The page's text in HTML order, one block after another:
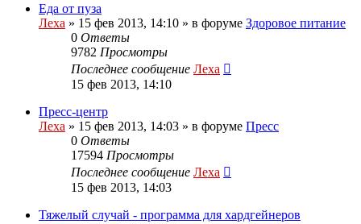
Еда от пуза
Леха » 15 фев 2013, 14:10 » в форуме Здоровое питание
0 Ответы
9782 Просмотры
Последнее сообщение Леха
15 фев 2013, 14:10
Пресс-центр
Леха » 15 фев 2013, 14:03 » в форуме Пресс
0 Ответы
17594 Просмотры
Последнее сообщение Леха
15 фев 2013, 14:03
Тяжелый случай - программа для хардгейнеров